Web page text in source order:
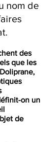
nom de
des
que les
on un
de